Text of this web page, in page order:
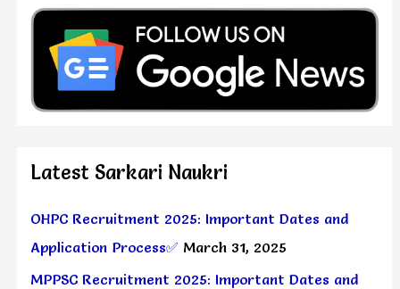
Latest Sarkari Naukri
OHPC Recruitment 2025: Important Dates and
Application Process✅ March 31, 2025
MPPSC Recruitment 2025: Important Dates and